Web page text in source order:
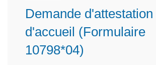
Demande d'attestation
d'accueil (Formulaire
10798*04)